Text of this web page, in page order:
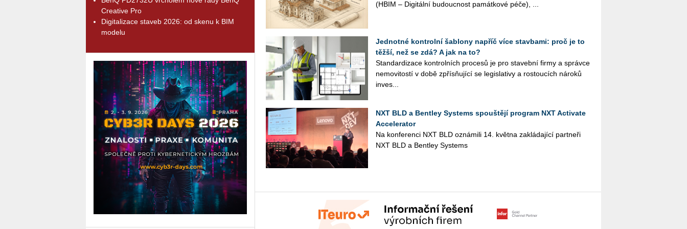
Creative Pro
Digitalizace staveb 2026: od skenu k BIM
modelu
(HBIM – Di­gi­tál­ní bu­douc­nost pa­mát­ko­vé péče), ...
Jednotné kontrolní šablony napříč více stavbami: proč je to
těžší, než se zdá? A jak na to?
Stan­dar­di­za­ce kon­t­rol­ních pro­ce­sů je pro sta­veb­ní firmy a správ­ce
ne­mo­vi­tos­tí v době zpřísňující se le­gisla­ti­vy a ros­tou­cích ná­ro­ků
in­ves­...
NXT BLD a Bentley Systems spouštějí program NXT Activate
Accelerator
Na kon­fe­ren­ci NXT BLD ozná­mi­li 14. květ­na za­klá­da­jí­cí part­ne­ři
NXT BLD a Bent­ley Sys­tems